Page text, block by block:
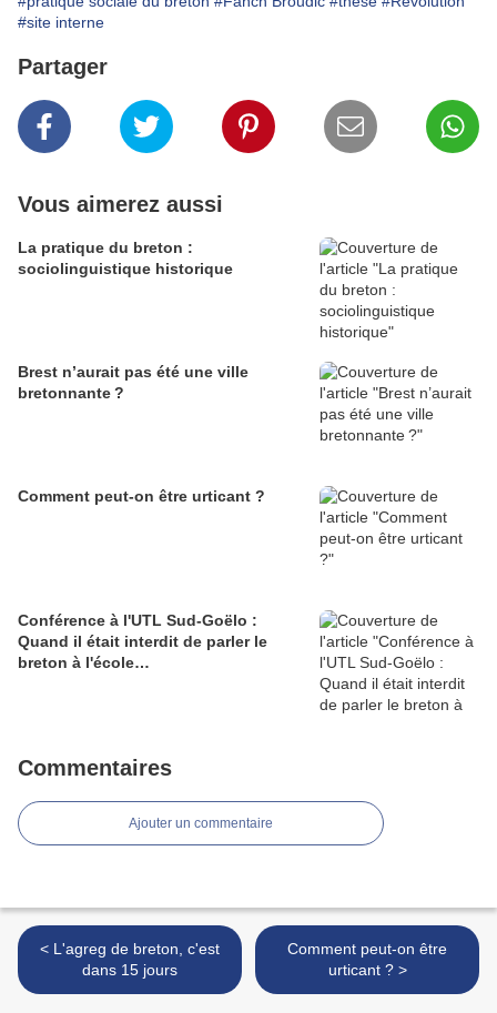
#site interne
Partager
Vous aimerez aussi
La pratique du breton :
sociolinguistique historique
Brest n’aurait pas été une ville
bretonnante ?
Comment peut-on être urticant ?
Conférence à l'UTL Sud-Goëlo :
Quand il était interdit de parler le
breton à l'école…
Commentaires
Ajouter un commentaire
< L'agreg de breton, c'est
dans 15 jours
Comment peut-on être
urticant ? >